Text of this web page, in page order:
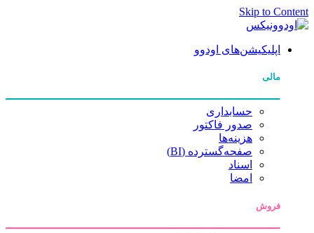
Skip to Content
اپلیکیشن‌های اودوو
مالی
حسابداری
صدور فاکتور
هزینه‌ها
صفحه‌گسترده (BI)
اسناد
امضا
فروش